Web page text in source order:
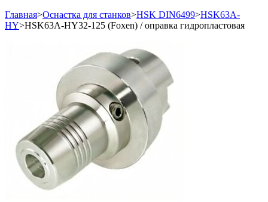
Главная>Оснастка для станков>HSK DIN6499>HSK63A-
HY>HSK63A-HY32-125 (Foxen) / оправка гидропластовая